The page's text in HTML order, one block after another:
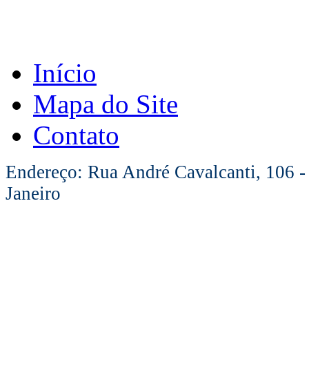
Início
Mapa do Site
Contato
Endereço: Rua André Cavalcanti, 106
Janeiro